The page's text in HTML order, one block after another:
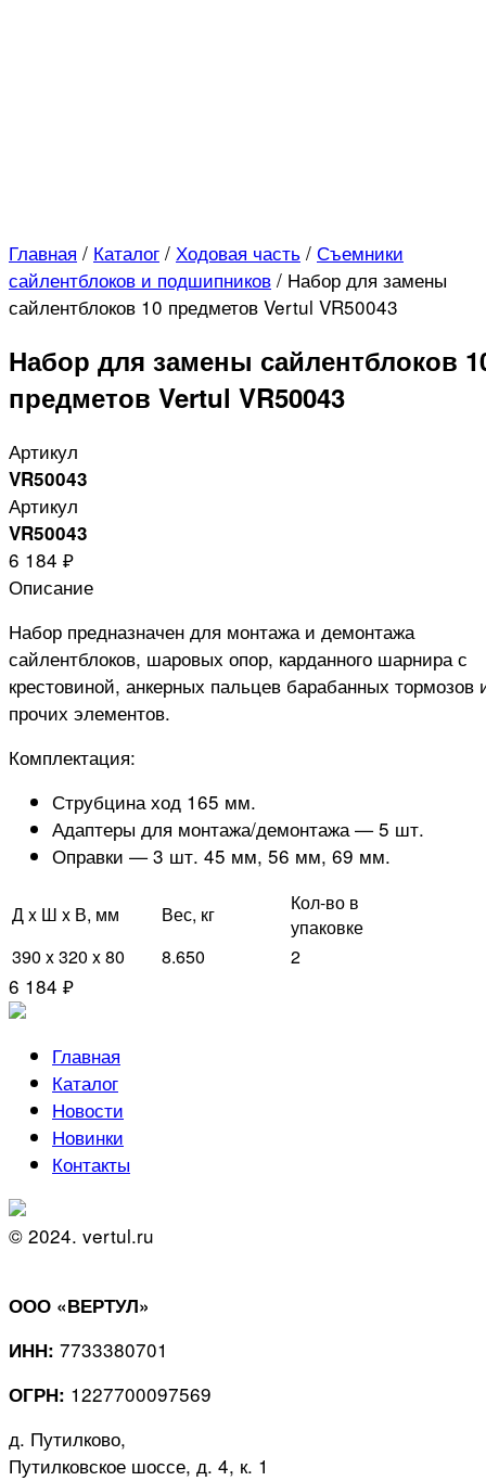
Главная / Каталог / Ходовая часть / Съемники
сайлентблоков и подшипников / Набор для замены
сайлентблоков 10 предметов Vertul VR50043
Набор для замены сайлентблоков
предметов Vertul VR50043
Артикул
VR50043
Артикул
VR50043
6 184 ₽
Описание
Набор предназначен для монтажа и демонтажа
сайлентблоков, шаровых опор, карданного шарнира с
крестовиной, анкерных пальцев барабанных тормозов
прочих элементов.
Комплектация:
Струбцина ход 165 мм.
Адаптеры для монтажа/демонтажа — 5 шт.
Оправки — 3 шт. 45 мм, 56 мм, 69 мм.
Д x Ш x В, мм Вес, кг
Кол-во в
упаковке
390 x 320 x 80
8.650 2
6 184 ₽
Главная
Каталог
Новости
Новинки
Контакты
© 2024. vertul.ru
ООО «ВЕРТУЛ»
ИНН: 7733380701
ОГРН: 1227700097569
д. Путилково,
Путилковское шоссе, д. 4, к. 1